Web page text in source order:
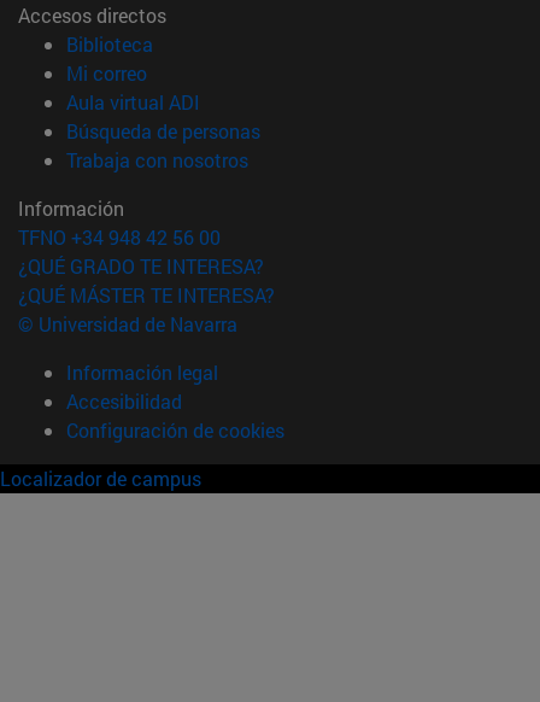
Accesos directos
Biblioteca
Mi correo(abre en nueva ventana)
Aula virtual ADI
Búsqueda de personas(abre en nueva ventana)
Trabaja con nosotros(abre en nueva ventana)
Información
TFNO +34 948 42 56 00
¿QUÉ GRADO TE INTERESA?
¿QUÉ MÁSTER TE INTERESA?
© Universidad de Navarra
Información legal
Accesibilidad
Configuración de cookies
Localizador de campus